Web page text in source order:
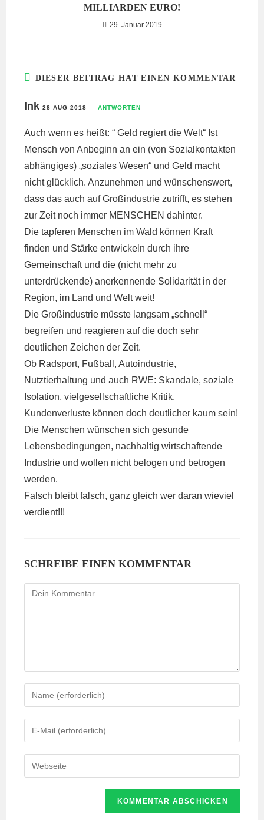
MILLIARDEN EURO!
29. Januar 2019
DIESER BEITRAG HAT EINEN KOMMENTAR
Ink28 AUG 2018 ANTWORTEN
Auch wenn es heißt: “ Geld regiert die Welt“ Ist
Mensch von Anbeginn an ein (von Sozialkontakten
abhängiges) „soziales Wesen“ und Geld macht
nicht glücklich. Anzunehmen und wünschenswert,
dass das auch auf Großindustrie zutrifft, es stehen
zur Zeit noch immer MENSCHEN dahinter.
Die tapferen Menschen im Wald können Kraft
finden und Stärke entwickeln durch ihre
Gemeinschaft und die (nicht mehr zu
unterdrückende) anerkennende Solidarität in der
Region, im Land und Welt weit!
Die Großindustrie müsste langsam „schnell“
begreifen und reagieren auf die doch sehr
deutlichen Zeichen der Zeit.
Ob Radsport, Fußball, Autoindustrie,
Nutztierhaltung und auch RWE: Skandale, soziale
Isolation, vielgesellschaftliche Kritik,
Kundenverluste können doch deutlicher kaum sein!
Die Menschen wünschen sich gesunde
Lebensbedingungen, nachhaltig wirtschaftende
Industrie und wollen nicht belogen und betrogen
werden.
Falsch bleibt falsch, ganz gleich wer daran wieviel
verdient!!!
SCHREIBE EINEN KOMMENTAR
Kommentieren
deinen
Namen
oder
zum
Kommentieren
deine
E-
Mail-
deine